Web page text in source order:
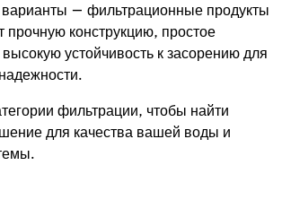
варианты — фильтрационные продукты
прочную конструкцию, простое
устойчивость к засорению для
фильтрации, чтобы найти
для качества вашей воды и